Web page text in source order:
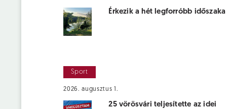
Érkezik a hét legforróbb időszaka
Sport
2026. augusztus 1.
25 vörösvári teljesítette az idei